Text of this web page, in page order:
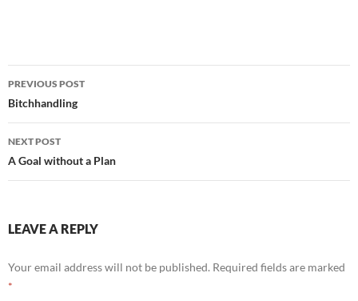
Post
navigation
PREVIOUS POST
Bitchhandling
NEXT POST
A Goal without a Plan
LEAVE A REPLY
Your email address will not be published. Required fields are marked
*